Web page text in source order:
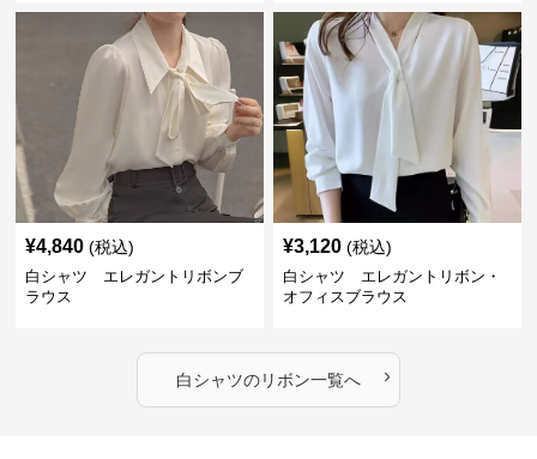
¥4,840 (税込)
白シャツ エレガントリボンブ
ラウス
¥3,120 (税込)
白シャツ エレガントリボン・
オフィスブラウス
白シャツのリボン一覧へ ›